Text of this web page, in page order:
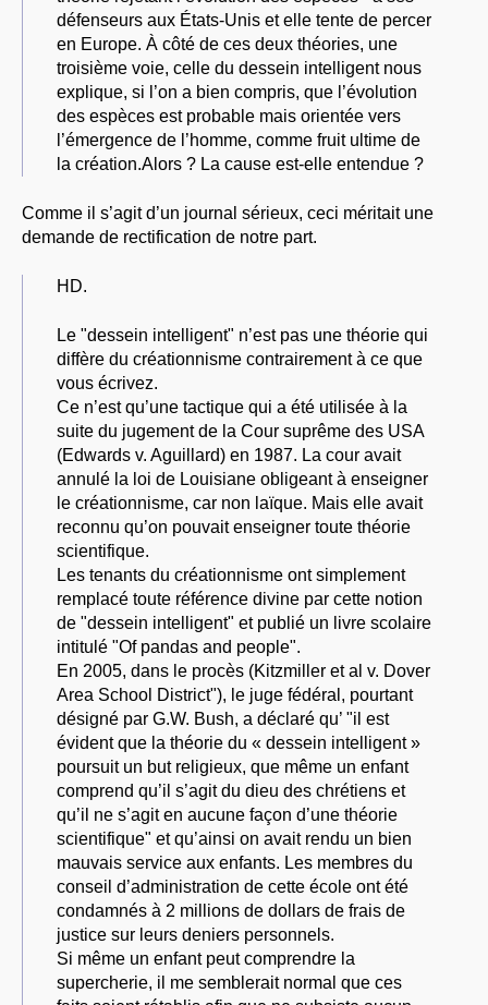
défenseurs aux États-Unis et elle tente de percer
en Europe. À côté de ces deux théories, une
troisième voie, celle du dessein intelligent nous
explique, si l’on a bien compris, que l’évolution
des espèces est probable mais orientée vers
l’émergence de l’homme, comme fruit ultime de
la création.Alors ? La cause est-elle entendue ?
Comme il s’agit d’un journal sérieux, ceci méritait une
demande de rectification de notre part.
HD.
Le "dessein intelligent" n’est pas une théorie qui
diffère du créationnisme contrairement à ce que
vous écrivez.
Ce n’est qu’une tactique qui a été utilisée à la
suite du jugement de la Cour suprême des USA
(Edwards v. Aguillard) en 1987. La cour avait
annulé la loi de Louisiane obligeant à enseigner
le créationnisme, car non laïque. Mais elle avait
reconnu qu’on pouvait enseigner toute théorie
scientifique.
Les tenants du créationnisme ont simplement
remplacé toute référence divine par cette notion
de "dessein intelligent" et publié un livre scolaire
intitulé "Of pandas and people".
En 2005, dans le procès (Kitzmiller et al v. Dover
Area School District"), le juge fédéral, pourtant
désigné par G.W. Bush, a déclaré qu’ "il est
évident que la théorie du « dessein intelligent »
poursuit un but religieux, que même un enfant
comprend qu’il s’agit du dieu des chrétiens et
qu’il ne s’agit en aucune façon d’une théorie
scientifique" et qu’ainsi on avait rendu un bien
mauvais service aux enfants. Les membres du
conseil d’administration de cette école ont été
condamnés à 2 millions de dollars de frais de
justice sur leurs deniers personnels.
Si même un enfant peut comprendre la
supercherie, il me semblerait normal que ces